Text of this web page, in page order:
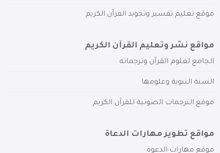
موقع تعليم تفسير وتجويد القرآن الكريم
مواقع نشر وتعليم القرآن الكريم
الجامع لعلوم القرآن وترجماته
السنة النبوية وعلومها
موقع الترجمات الصوتية للقرآن الكريم
مواقع تطوير مهارات الدعاة
موقع مهارات الدعوة